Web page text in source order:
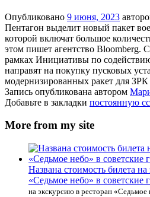
Опубликовано 9 июня, 2023
Пентагон выделит новый пакет
которой включат большое
этом пишет агентство Bloomberg.
рамках Инициативы по
направят на покупку пусковых
модернизированных ракет для ЗРК
Запись опубликована автором
Добавьте в закладки постоянную
More from my site
Названа стоимость билета
«Седьмое небо» в советские
на экскурсию в ресторан